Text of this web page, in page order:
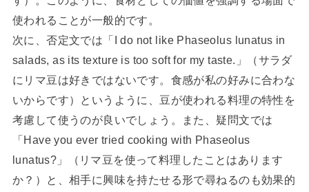
使われることが一般的です。
次に、否定文では「I do not like Phaseolus lunatus in
salads, as its texture is too soft for my taste.」（サラダ
にリマ豆は好きではないです。食感が私の好みに合わな
いからです）というように、豆が使われる料理の特性を
考慮して使うのが良いでしょう。また、疑問文では
「Have you ever tried cooking with Phaseolus
lunatus?」（リマ豆を使って料理したことはあります
か？）と、相手に興味を持たせる形で尋ねるのも効果的